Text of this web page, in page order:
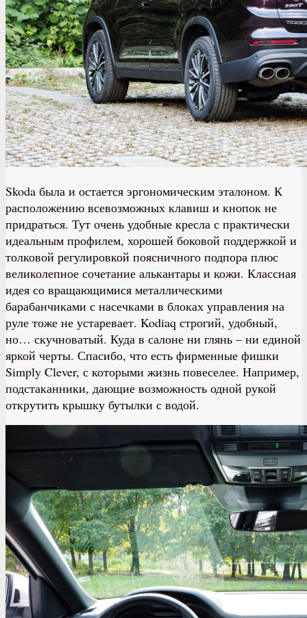
Skoda была и остается эргономическим эталоном. К
расположению всевозможных клавиш и кнопок не
придраться. Тут очень удобные кресла с практически
идеальным профилем, хорошей боковой поддержкой и
толковой регулировкой поясничного подпора плюс
великолепное сочетание алькантары и кожи. Классная
идея со вращающимися металлическими
барабанчиками с насечками в блоках управления на
руле тоже не устаревает. Kodiaq строгий, удобный,
но… скучноватый. Куда в салоне ни глянь – ни единой
яркой черты. Спасибо, что есть фирменные фишки
Simply Clever, с которыми жизнь повеселее. Например,
подстаканники, дающие возможность одной рукой
открутить крышку бутылки с водой.